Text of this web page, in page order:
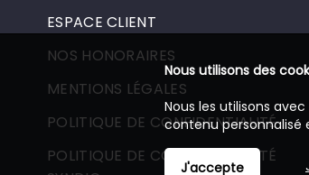
ESPACE CLIENT
NOS HONORAIRES
MENTIONS LÉGALES
POLITIQUE DE CONFIDENTIALITÉ
POLITIQUE DE CONFIDENTIALITÉ
Nous utilisons des
Nous les utilisons
contenu personnalisé
J'accepte